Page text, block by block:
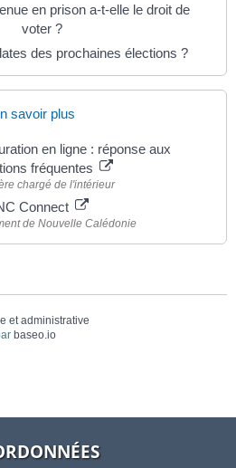
en prison a-t-elle le droit de
voter ?
des prochaines élections ?
savoir plus
en ligne : réponse aux
fréquentes
chargé de l'intérieur
Connect
de Nouvelle Calédonie
et administrative
baseo.io